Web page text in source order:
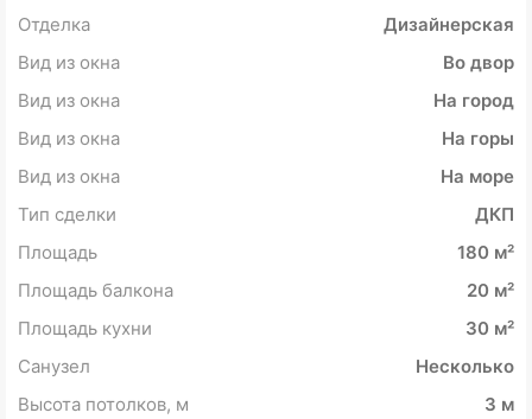
Отделка
Дизайнерская
Вид из окна
Во двор
Вид из окна
На город
Вид из окна
На горы
Вид из окна
На море
Тип сделки
ДКП
Площадь
180 м²
Площадь балкона
20 м²
Площадь кухни
30 м²
Санузел
Несколько
Высота потолков, м
3 м